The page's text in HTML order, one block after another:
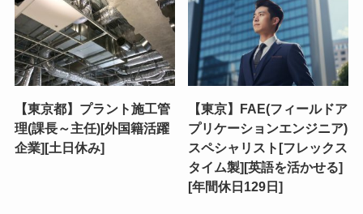
【東京都】プラント施工管
理(課長～主任)[外国籍活躍
企業][土日休み]
【東京】FAE(フィールドア
プリケーションエンジニア)
スペシャリスト[フレックス
タイム製][英語を活かせる]
[年間休日129日]